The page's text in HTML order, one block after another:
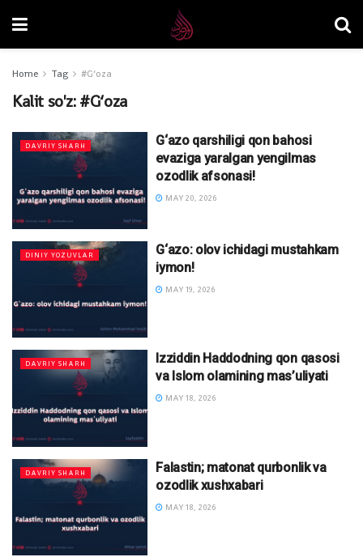
Home Tag #G‘oza
Kalit so'z:#G‘oza
DAVRIY SHARH
G‘azo qarshiligi qon bahosi
evaziga yaralgan yengilmas
ozodlik afsonasi!
MAY 20, 2026
DINIY YOZUVLAR
G‘azo: olov ichidagi mustahkam
iymon!
MAY 19, 2026
DAVRIY SHARH
Izziddin Haddodning qon qasosi
va Islom olamining mas’uliyati
MAY 18, 2026
DAVRIY SHARH
Falastin; matonat qurbonlik va
ozodlik xushxabari
MAY 18, 2026